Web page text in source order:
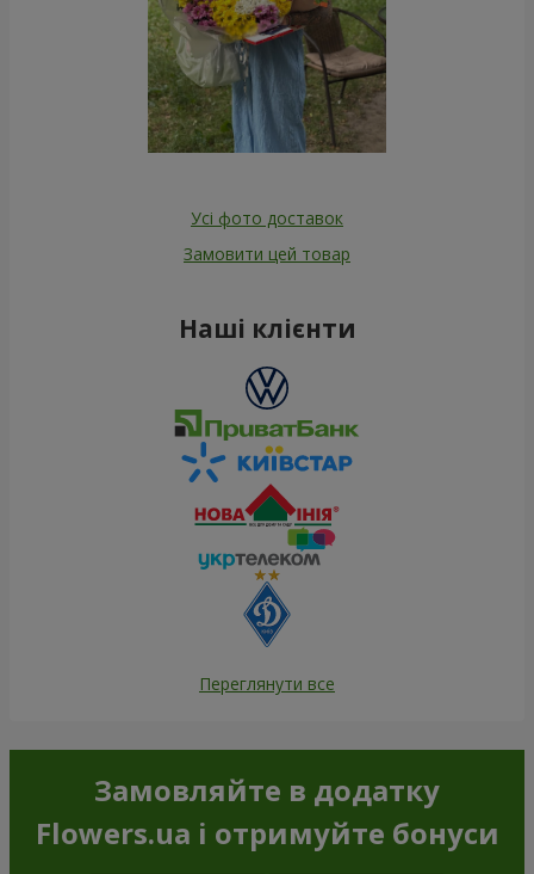
Усі фото доставок
Замовити цей товар
Наші клієнти
Переглянути все
Замовляйте в додатку
Flowers.ua і отримуйте бонуси